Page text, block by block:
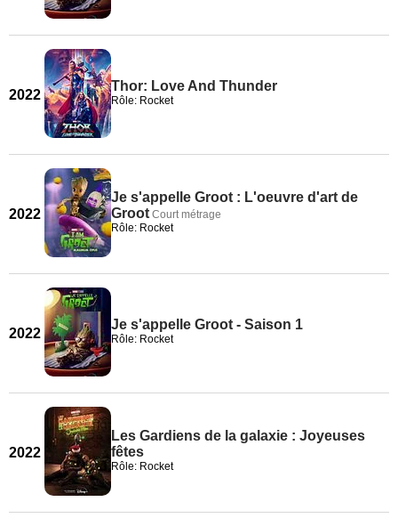
2022
Thor: Love And Thunder
Rôle: Rocket
2022
Je s'appelle Groot : L'oeuvre d'art de
Groot Court métrage
Rôle: Rocket
2022
Je s'appelle Groot - Saison 1
Rôle: Rocket
2022
Les Gardiens de la galaxie : Joyeuses
fêtes
Rôle: Rocket